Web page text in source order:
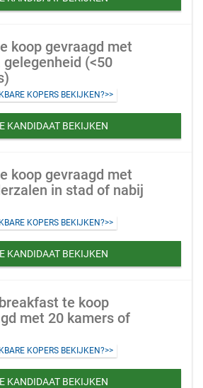
koop gevraagd met
gelegenheid (<50
KOPERS BEKIJKEN?>>
KANDIDAAT BEKIJKEN
koop gevraagd met
in stad of nabij
KOPERS BEKIJKEN?>>
KANDIDAAT BEKIJKEN
te koop
met 20 kamers of
KOPERS BEKIJKEN?>>
KANDIDAAT BEKIJKEN